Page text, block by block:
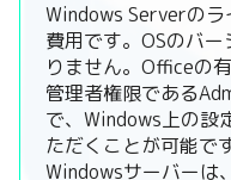
Windows Serverの
費用です。OSのバ
りません。Officeの
管理者権限である
で、Windows上の設
ただくことが可能です
Windowsサーバーは